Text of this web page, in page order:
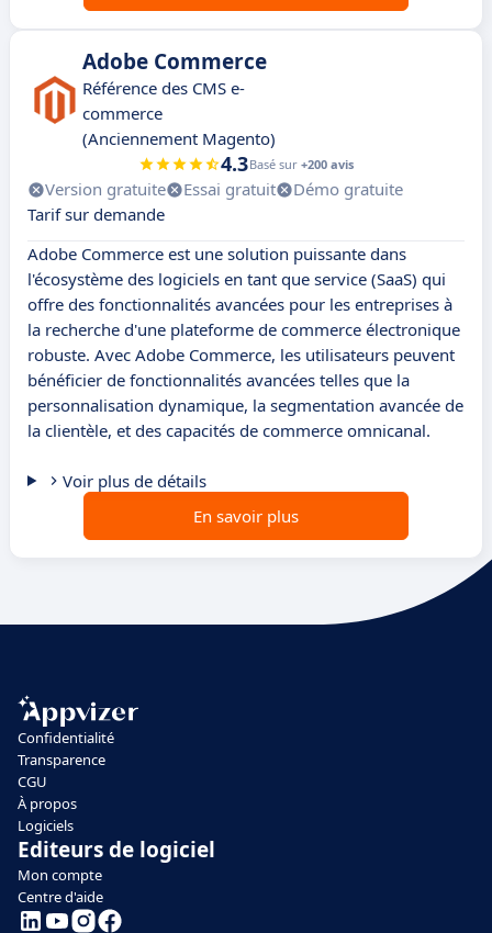
Adobe Commerce
Référence des CMS e-
commerce
(Anciennement Magento)
4.3Basé sur +200 avis
Version gratuite Essai gratuit
Démo gratuite
Tarif sur demande
Adobe Commerce est une solution puissante dans
l'écosystème des logiciels en tant que service (SaaS) qui
offre des fonctionnalités avancées pour les entreprises à
la recherche d'une plateforme de commerce électronique
robuste. Avec Adobe Commerce, les utilisateurs peuvent
bénéficier de fonctionnalités avancées telles que la
personnalisation dynamique, la segmentation avancée de
la clientèle, et des capacités de commerce omnicanal.
Voir plus de détails
En savoir plus
Confidentialité
Transparence
CGU
À propos
Logiciels
Editeurs de logiciel
Mon compte
Centre d'aide